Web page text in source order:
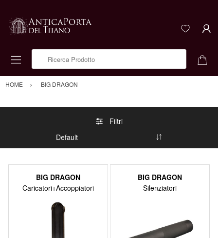
HOME BIG DRAGON
Filtri
BIG DRAGON
Caricatori+Accoppiatori
BIG DRAGON
Silenziatori